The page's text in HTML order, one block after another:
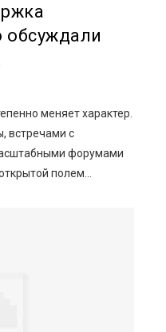
обсуждали
меняет характер.
встречами с
форумами
полем...